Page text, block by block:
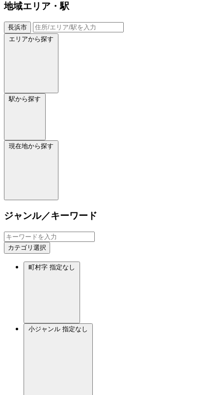
地域エリア・駅
長浜市
エリアから探す
駅から探す
現在地から探す
ジャンル／キーワード
カテゴリ選択
町村字 指定なし
小ジャンル 指定なし